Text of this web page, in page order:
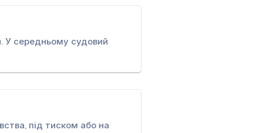
У середньому судовий
під тиском або на